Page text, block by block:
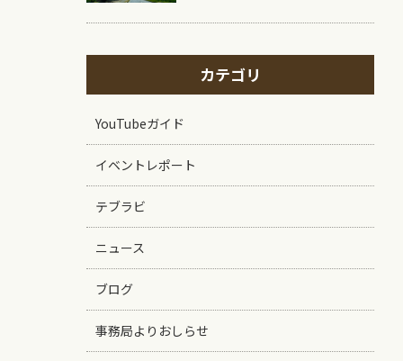
カテゴリ
YouTubeガイド
イベントレポート
テブラビ
ニュース
ブログ
事務局よりおしらせ